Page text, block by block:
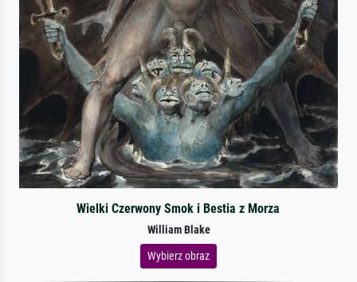
Wielki Czerwony Smok i Bestia z Morza
William Blake
Wybierz obraz